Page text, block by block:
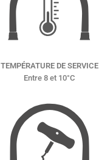
TEMPÉRATURE DE SERVICE
Entre 8 et 10°C